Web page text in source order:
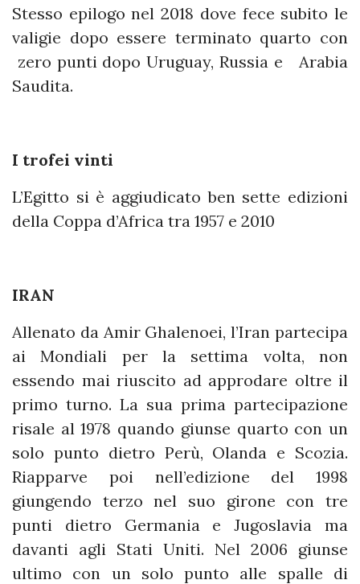
Stesso epilogo nel 2018 dove fece subito le
valigie dopo essere terminato quarto con
zero punti dopo Uruguay, Russia e Arabia
Saudita.
I trofei vinti
L’Egitto si è aggiudicato ben sette edizioni
della Coppa d’Africa tra 1957 e 2010
IRAN
Allenato da Amir Ghalenoei, l’Iran partecipa
ai Mondiali per la settima volta, non
essendo mai riuscito ad approdare oltre il
primo turno. La sua prima partecipazione
risale al 1978 quando giunse quarto con un
solo punto dietro Perù, Olanda e Scozia.
Riapparve poi nell’edizione del 1998
giungendo terzo nel suo girone con tre
punti dietro Germania e Jugoslavia ma
davanti agli Stati Uniti. Nel 2006 giunse
ultimo con un solo punto alle spalle di